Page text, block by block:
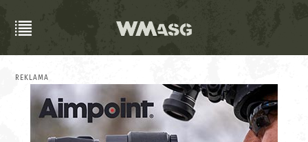
REKLAMA